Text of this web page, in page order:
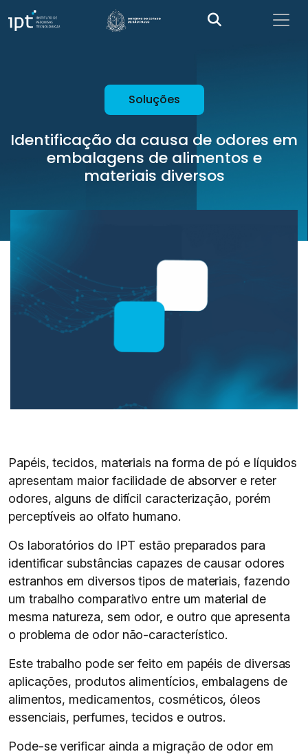
Soluções
Identificação da causa de odores em
embalagens de alimentos e
materiais diversos
Papéis, tecidos, materiais na forma de pó e líquidos
apresentam maior facilidade de absorver e reter
odores, alguns de difícil caracterização, porém
perceptíveis ao olfato humano.
Os laboratórios do IPT estão preparados para
identificar substâncias capazes de causar odores
estranhos em diversos tipos de materiais, fazendo
um trabalho comparativo entre um material de
mesma natureza, sem odor, e outro que apresenta
o problema de odor não-característico.
Este trabalho pode ser feito em papéis de diversas
aplicações, produtos alimentícios, embalagens de
alimentos, medicamentos, cosméticos, óleos
essenciais, perfumes, tecidos e outros.
Pode-se verificar ainda a migração de odor em